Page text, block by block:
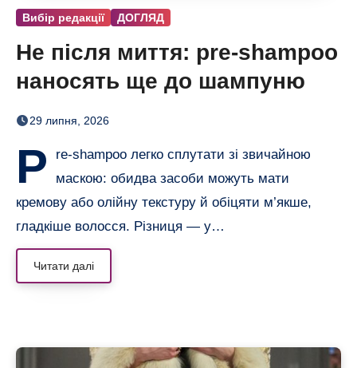
Вибір редакції ДОГЛЯД
Не після миття: pre-shampoo
наносять ще до шампуню
29 липня, 2026
P
re-shampoo легко сплутати зі звичайною
маскою: обидва засоби можуть мати
кремову або олійну текстуру й обіцяти м’якше,
гладкіше волосся. Різниця — у…
Читати далі